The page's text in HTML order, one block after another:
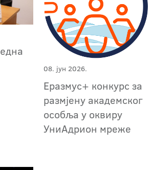
08. јун 2026.
Еразмус+ конкурс за
размјену академског
особља у оквиру
УниАдрион мреже